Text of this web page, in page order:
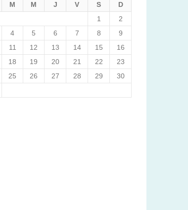
M M J V S
D
1
2
4 5 6 7 8
9
11 12 13 14 15
16
18 19 20 21 22
23
25 26 27 28 29
30